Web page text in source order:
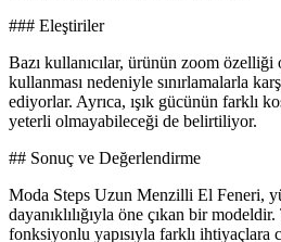
### Eleştiriler
Bazı kullanıcılar, ürünün zoom özelliği
kullanması nedeniyle sınırlamalarla
ediyorlar. Ayrıca, ışık gücünün farklı
yeterli olmayabileceği de belirtiliyor.
## Sonuç ve Değerlendirme
Moda Steps Uzun Menzilli El Feneri,
dayanıklılığıyla öne çıkan bir
fonksiyonlu yapısıyla farklı ihtiyaçlara